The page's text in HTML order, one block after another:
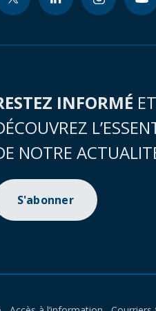
INFORMÉ ET
NOTRE
S'abonner